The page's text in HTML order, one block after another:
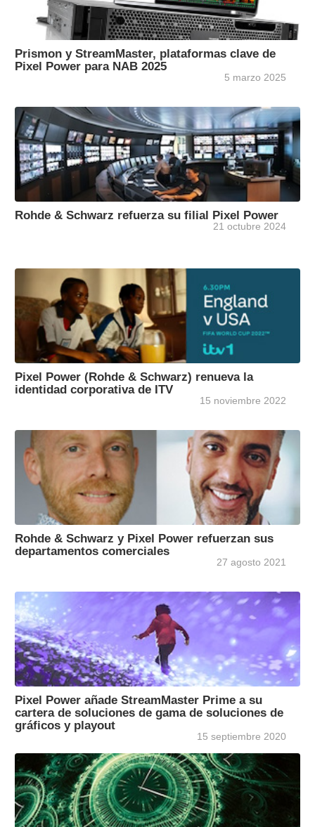
Prismon y StreamMaster, plataformas clave de
Pixel Power para NAB 2025
5 marzo 2025
Rohde & Schwarz refuerza su filial Pixel Power
21 octubre 2024
Pixel Power (Rohde & Schwarz) renueva la
identidad corporativa de ITV
15 noviembre 2022
Rohde & Schwarz y Pixel Power refuerzan sus
departamentos comerciales
27 agosto 2021
Pixel Power añade StreamMaster Prime a su
cartera de soluciones de gama de soluciones de
gráficos y playout
15 septiembre 2020